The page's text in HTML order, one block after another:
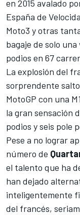
en 2015 avalado
España de
Moto3 y otras
bagaje de solo
podios en 67
La explosión del
sorprendente
MotoGP con una
la gran sensación
podios y seis pole
Pese a no lograr
número de
el talento que ha
han dejado
inteligentemente
del francés,